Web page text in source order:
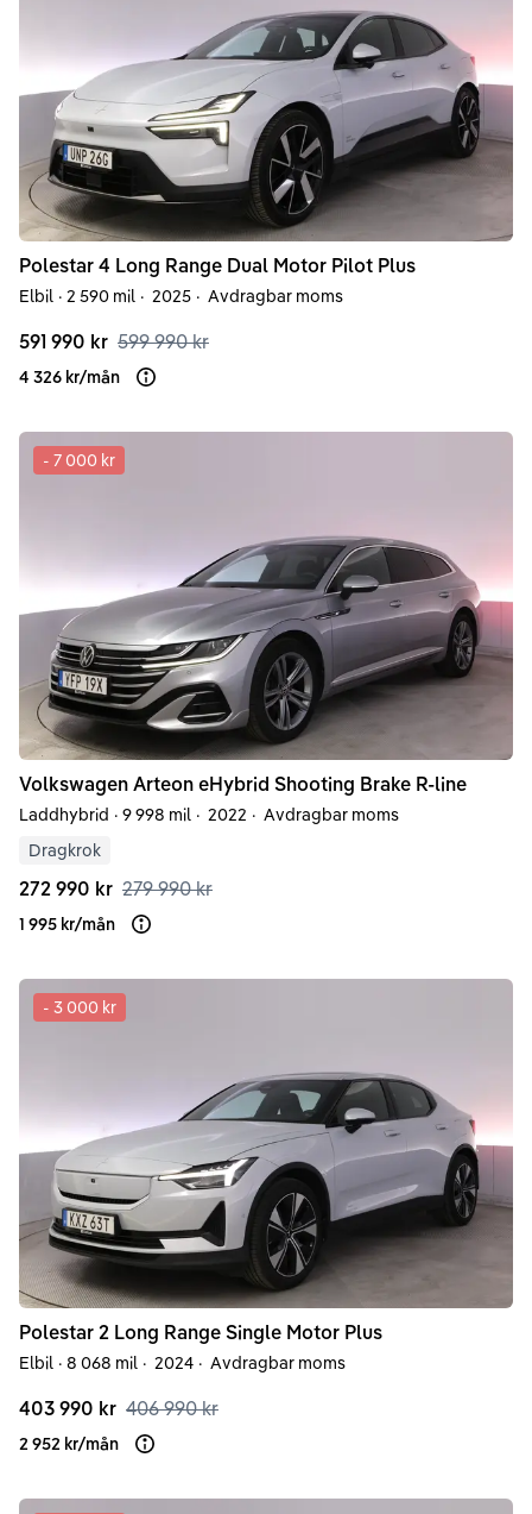
Polestar 4 Long Range Dual Motor Pilot Plus
Elbil · 2 590 mil · 2025 · Avdragbar moms
591 990 kr 599 990 kr
4 326 kr/mån Läs mer om finansiering
- 7 000 kr
Volkswagen Arteon eHybrid Shooting Brake R-line
Laddhybrid · 9 998 mil · 2022 · Avdragbar moms
Dragkrok
272 990 kr 279 990 kr
1 995 kr/mån Läs mer om finansiering
- 3 000 kr
Polestar 2 Long Range Single Motor Plus
Elbil · 8 068 mil · 2024 · Avdragbar moms
403 990 kr 406 990 kr
2 952 kr/mån Läs mer om finansiering